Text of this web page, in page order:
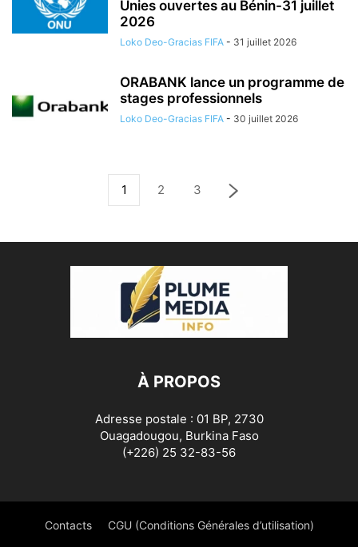
Unies ouvertes au Bénin-31 juillet
2026
Loko Deo-Gracias FIFA - 31 juillet 2026
ORABANK lance un programme de
stages professionnels
Loko Deo-Gracias FIFA - 30 juillet 2026
1 2 3
À PROPOS
Adresse postale : 01 BP, 2730
Ouagadougou, Burkina Faso
(+226) 25 32-83-56
Contacts CGU (Conditions Générales d’utilisation)